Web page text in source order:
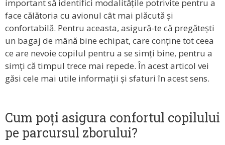
important să identifici modalitățile potrivite pentru a
face călătoria cu avionul cât mai plăcută și
confortabilă. Pentru aceasta, asigură-te că pregătești
un bagaj de mână bine echipat, care conține tot ceea
ce are nevoie copilul pentru a se simți bine, pentru a
simți că timpul trece mai repede. În acest articol vei
găsi cele mai utile informații și sfaturi în acest sens.
Cum poți asigura confortul copilului
pe parcursul zborului?